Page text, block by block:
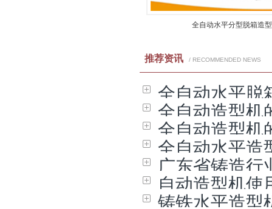
全自动水平分型脱箱造
推荐资讯 / RECOMMENDED NEWS
全自动水平脱
全自动造型机
全自动造型机
全自动水平造
广东省铸造行
自动造型机使
铸铁水平造型